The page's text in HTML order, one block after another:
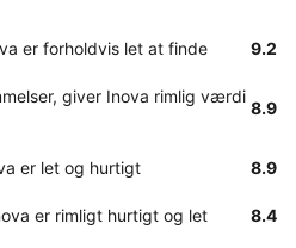
er forholdvis let at finde 9.2
giver Inova rimlig værdi
8.9
er let og hurtigt 8.9
er rimligt hurtigt og let 8.4